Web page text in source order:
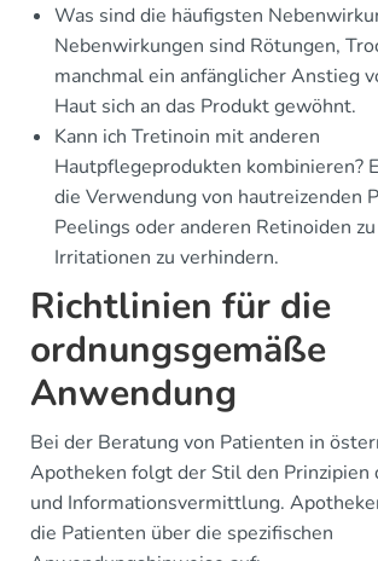
Was sind die häufigsten
Nebenwirkungen sind Rötungen,
manchmal ein anfänglicher Anstieg
Haut sich an das Produkt gewöhnt.
Kann ich Tretinoin mit anderen
Hautpflegeprodukten kombinieren?
die Verwendung von hautreizenden
Peelings oder anderen Retinoiden
Irritationen zu verhindern.
Richtlinien für die
ordnungsgemäße
Anwendung
Bei der Beratung von Patienten in
Apotheken folgt der Stil den Prinzipien
und Informationsvermittlung.
die Patienten über die spezifischen